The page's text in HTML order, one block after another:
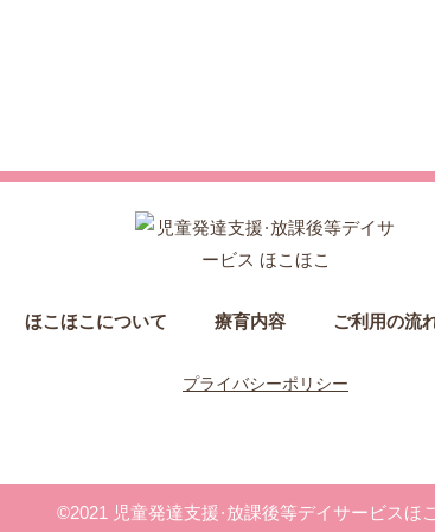
ほこほこについて 療育内容 ご利用の流
プライバシーポリシー
©2021 児童発達支援・放課後等デイサービスほ